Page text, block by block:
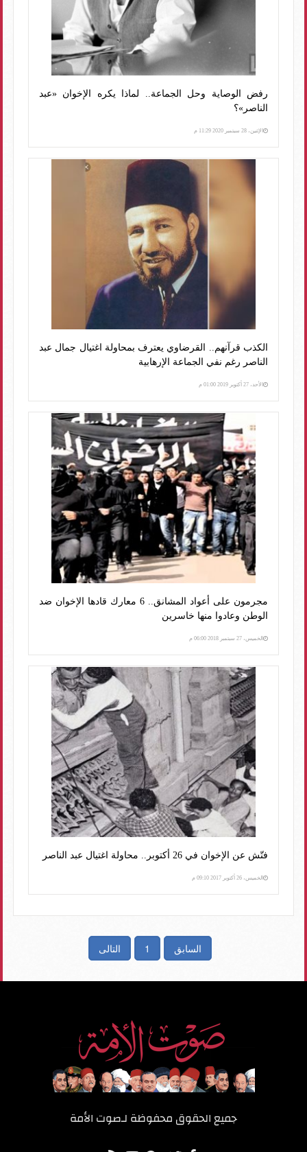
رفض الوصاية وحل الجماعة.. لماذا يكره الإخوان «عبد
الناصر»؟
الإثنين، 28 سبتمبر 2020 11:29 م
الكذب قرآنهم.. القرضاوي يعترف بمحاولة اغتيال جمال عبد
الناصر رغم نفي الجماعة الإرهابية
الأحد، 27 أكتوبر 2019 01:00 م
مجرمون على أعواد المشانق.. 6 معارك قادها الإخوان ضد
الوطن وعادوا منها خاسرين
الخميس، 27 سبتمبر 2018 06:00 م
فتّش عن الإخوان في 26 أكتوبر.. محاولة اغتيال عبد الناصر
الخميس، 26 أكتوبر 2017 09:10 م
السابق 1 التالى
جميع الحقوق محفوظة لـصوت الأمة